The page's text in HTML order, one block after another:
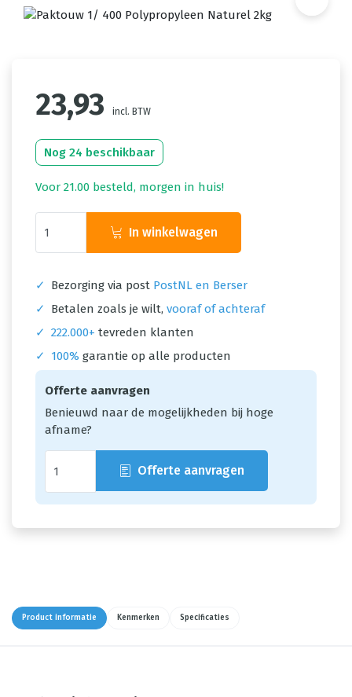
23,93 incl. BTW
Nog 24 beschikbaar
Voor 21.00 besteld, morgen in huis!
In winkelwagen
✓ Bezorging via post PostNL en Berser
✓
Betalen zoals je wilt, vooraf of achteraf
✓ 222.000+ tevreden klanten
✓
100% garantie op alle producten
Offerte aanvragen
Benieuwd naar de mogelijkheden bij hoge
afname?
Offerte aanvragen
Product informatie Kenmerken Specificaties